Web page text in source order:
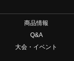
商品情報
Q&A
大会・イベント